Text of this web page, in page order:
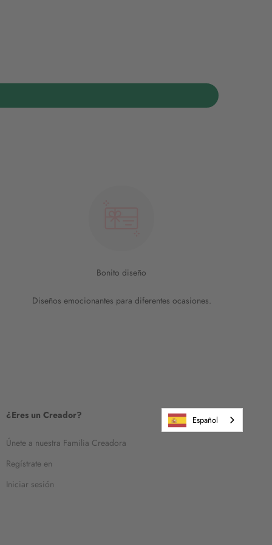
Bonito diseño
Diseños emocionantes para diferentes ocasiones.
¿Eres un Creador?
Únete a nuestra Familia Creadora
Regístrate en
Iniciar sesión
Español